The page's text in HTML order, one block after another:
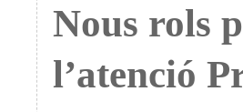
Nous rols
l’atenció